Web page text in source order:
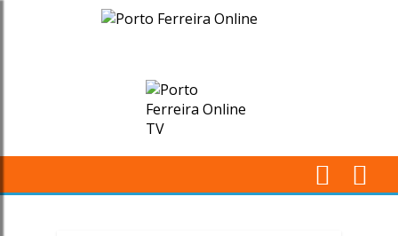
2º
conscientização